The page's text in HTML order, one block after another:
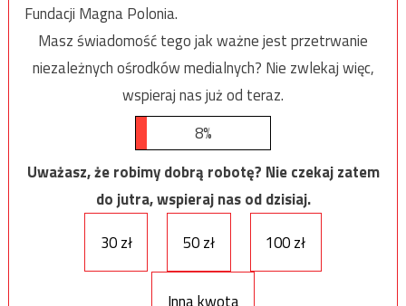
Fundacji Magna Polonia.
Masz świadomość tego jak ważne jest przetrwanie
niezależnych ośrodków medialnych? Nie zwlekaj więc,
wspieraj nas już od teraz.
8%
Uważasz, że robimy dobrą robotę? Nie czekaj zatem
do jutra, wspieraj nas od dzisiaj.
30 zł
50 zł 100 zł